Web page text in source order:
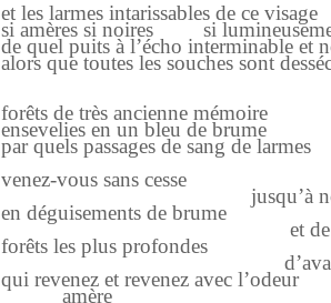
et les larmes intarissables de ce visage
si amères si noires si
de quel puits à l’écho interminable et
alors que toutes les souches sont
forêts de très ancienne mémoire
ensevelies en un bleu de brume
par quels passages de sang de larmes
de
venez-vous sans cesse
jusqu’à nos
en déguisements de brume
et de parfums
forêts les plus profondes
d’avant
qui revenez et revenez avec l’odeur
amère